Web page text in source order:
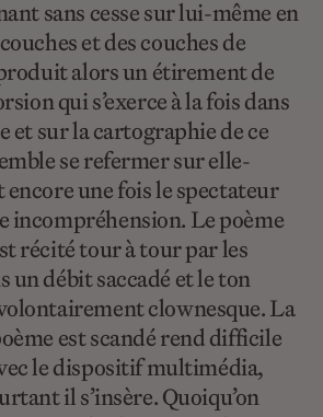
sans cesse sur lui-même en
et des couches de
alors un étirement de
qui s’exerce à la fois dans
et sur la cartographie de ce
se refermer sur elle-
encore une fois le spectateur
incompréhension. Le poème
récité tour à tour par les
un débit saccadé et le ton
clownesque. La
est scandé rend difficile
le dispositif multimédia,
il s’insère. Quoiqu’on